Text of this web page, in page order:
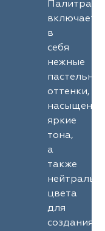
Палитра
включает
в
себя
нежные
оттенки,
яркие
тона,
а
также
цвета
для
создания